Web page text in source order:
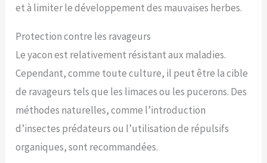
et à limiter le développement des mauvaises herbes.
Protection contre les ravageurs
Le yacon est relativement résistant aux maladies.
Cependant, comme toute culture, il peut être la cible
de ravageurs tels que les limaces ou les pucerons. Des
méthodes naturelles, comme l’introduction
d’insectes prédateurs ou l’utilisation de répulsifs
organiques, sont recommandées.